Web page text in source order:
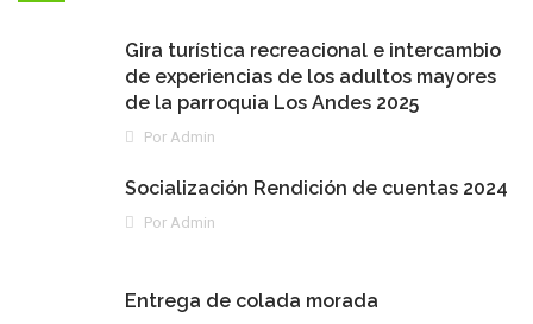
Gira turística recreacional e intercambio
de experiencias de los adultos mayores
de la parroquia Los Andes 2025
Por Admin
Socialización Rendición de cuentas 2024
Por Admin
Entrega de colada morada